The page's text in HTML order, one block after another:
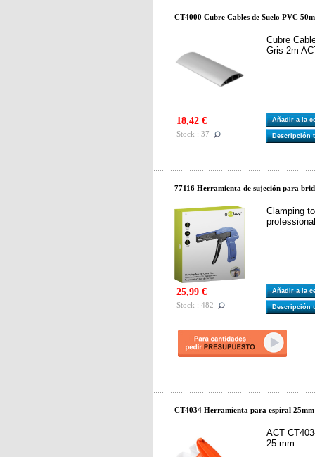
CT4000 Cubre Cables de Suelo PVC
Cubre
Gris 2m
18,42 €
Stock : 37
Añadir a la
Descripción
77116 Herramienta de sujeción para
Clamping
25,99 €
Stock : 482
Añadir a la
Descripción
CT4034 Herramienta para espiral 25mm
ACT
25 mm